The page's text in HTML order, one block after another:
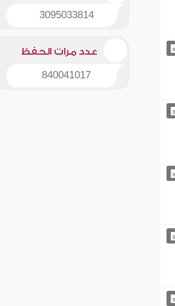
3095033814
عدد مرات الحفظ
840041017